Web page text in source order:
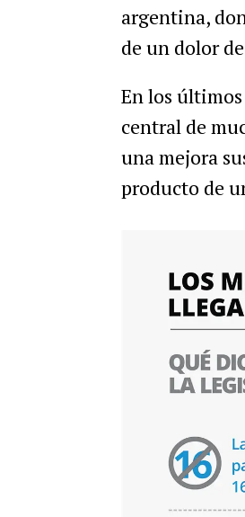
argentina,
de un dolor
En los
central de
una mejora
producto de